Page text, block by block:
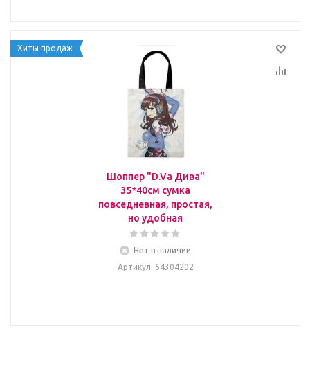
Хиты продаж
Шоппер "D.Va Дива"
35*40см сумка
повседневная, простая,
но удобная
Нет в наличии
Артикул: 64304202